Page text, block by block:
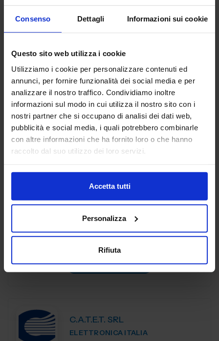
Consenso Dettagli Informazioni sui cookie
Questo sito web utilizza i cookie
Utilizziamo i cookie per personalizzare contenuti ed
annunci, per fornire funzionalità dei social media e per
analizzare il nostro traffico. Condividiamo inoltre
informazioni sul modo in cui utilizza il nostro sito con i
nostri partner che si occupano di analisi dei dati web,
pubblicità e social media, i quali potrebbero combinarle
con altre informazioni che ha fornito loro o che hanno
raccolto dal suo utilizzo dei loro servizi.
Accetta tutti
Personalizza
Rifiuta
Padiglione:Pad. 28Stand:B01
Aggiungi ai preferiti
Vai alla scheda
BGM ELETTRONICA SRL
Aggiungi ai preferiti
Vai alla scheda
C.A.T.E.T. SRL
ELETTRONICA ITALIA